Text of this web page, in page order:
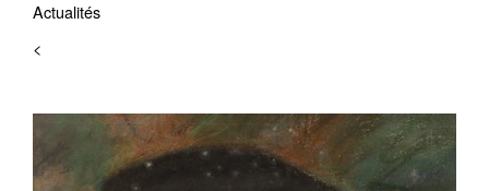
Actualités
<